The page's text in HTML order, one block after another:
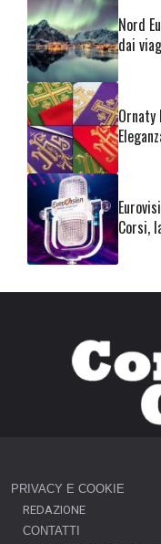
Nord
dai
Ornaty
Corsi,
PRIVACY E COOKIE
REDAZIONE
CONTATTI